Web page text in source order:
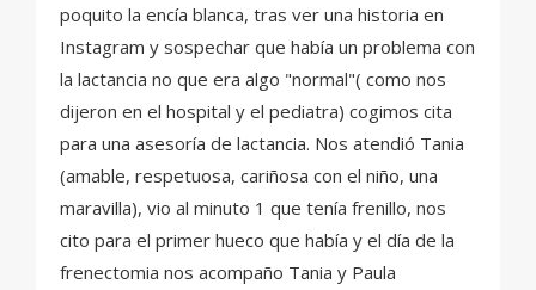
poquito la encía blanca, tras ver una historia en
Instagram y sospechar que había un problema con
la lactancia no que era algo "normal"( como nos
dijeron en el hospital y el pediatra) cogimos cita
para una asesoría de lactancia. Nos atendió Tania
(amable, respetuosa, cariñosa con el niño, una
maravilla), vio al minuto 1 que tenía frenillo, nos
cito para el primer hueco que había y el día de la
frenectomia nos acompaño Tania y Paula